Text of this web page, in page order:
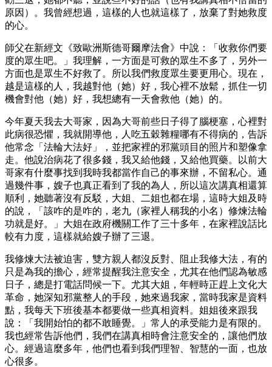
原因）。我曾經想過，這樣的人也就這樣了，放棄了對她救度
的心。
師父在新經文《致歐洲斯德哥爾摩法會》中說：「收救你們要
度的眾生吧。」我理解，一方面是可救的眾生不多了，另外一
方面也是眾生不好救了。所以我們救度眾生要更用心。現在，
越是這樣的人，我越對他（她）好，我心裡不放鬆，抓住一切
機會對他（她）好，我想總有一天會救他（她）的。
今年夏天我去大哥家，因為大哥前些日子得了腦梗塞，心裡對
此病很恐懼，我就開導他，人吃五穀雜糧哪有不得病的，告訴
他常念「法輪大法好」，並把家裡的邪黨頭目的照片和塑像拿
走。他說治病花了很多錢，我又給他錢，又給他買藥。以前大
哥家有什麼事找到我時我都當作自己的事來辦，不留私心。通
過幾件事，嫂子也真正看到了我的為人，所以這次講真相還算
順利，她聽著沒有反駁，大姐、二姐也都在場，這時大姐及時
的說，「該咋的是咋的，老九（家裡人稱我的小名）修煉法輪
功就是好。」大姐在政府機關工作了三十多年，在家裡說話比
較有力度，這樣就給嫂子辦了三退。
我修煉大法被迫害，雙方親人都沒反對、阻止我修大法，有的
只是為我的擔心，經常提醒我注意安全，尤其在他們認為敏感
日子，總是打電話問候一下。尤其大姐，年輕時正趕上文化大
革命，她深知邪黨整人的手段，她來過我家，當時我家是資料
點，我每天下班後基本都要做一些真相資料。姐姐後來跟我
說：「我開始怕的都不敢睡覺。」常人的承受能力是有限的。
我也經常告訴他們，我們在講真相時會注意安全的，讓他們放
心。經過這麼多年，他們也看到我們理智、智慧的一面，也放
心很多。